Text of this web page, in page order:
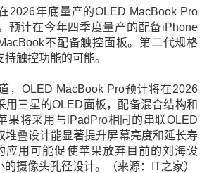
2026年底量产的OLED MacBook Pro
预计在今年四季度量产的配备iPhone
不配备触控面板。第二代规格
触控功能的可能。
，OLED MacBook Pro预计将在2026
用三星的OLED面板，配备混合结构和
果将采用与iPadPro相同的串联OLED
堆叠设计能显著提升屏幕亮度和延长寿
应用可能促使苹果放弃目前的刘海设
摄像头孔径设计。（来源：IT之家）